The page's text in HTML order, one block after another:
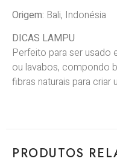
Origem: Bali, Indonésia
DICAS LAMPU
Perfeito para ser usado
ou lavabos, compondo
fibras naturais para criar
PRODUTOS